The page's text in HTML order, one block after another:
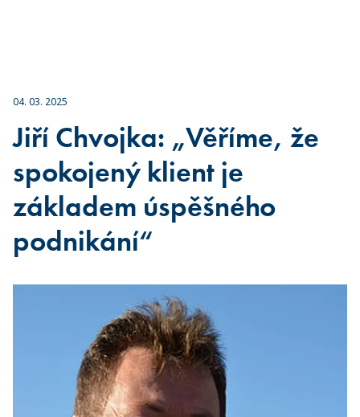
04. 03. 2025
Jiří Chvojka: „Věříme, že
spokojený klient je
základem úspěšného
podnikání“